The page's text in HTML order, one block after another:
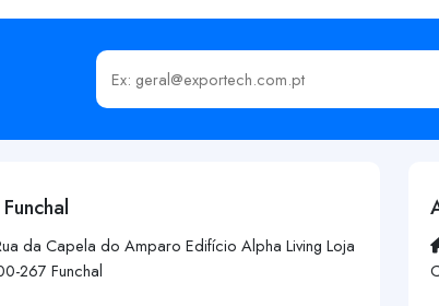
Insira o seu email
da Capela do Amparo Edifício Alpha Living Loja
267 Funchal